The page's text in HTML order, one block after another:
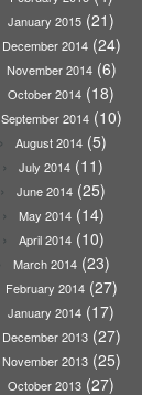
January 2015 (21)
December 2014(24)
November 2014(6)
October 2014 (18)
September 2014(10)
August 2014 (5)
July 2014 (11)
June 2014 (25)
May 2014(14)
April 2014(10)
March 2014(23)
February 2014(27)
January 2014 (17)
December 2013(27)
November 2013(25)
October 2013 (27)